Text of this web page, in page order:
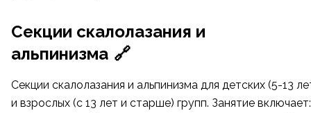
Секции скалолазания и
альпинизма 🔗
Секции скалолазания и альпинизма для детских (5-13
и взрослых (с 13 лет и старше) групп. Занятие включает: